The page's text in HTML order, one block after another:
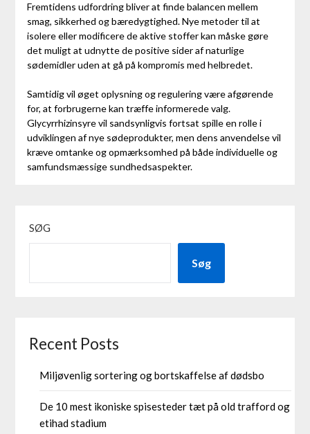
Fremtidens udfordring bliver at finde balancen mellem
smag, sikkerhed og bæredygtighed. Nye metoder til at
isolere eller modificere de aktive stoffer kan måske gøre
det muligt at udnytte de positive sider af naturlige
sødemidler uden at gå på kompromis med helbredet.
Samtidig vil øget oplysning og regulering være afgørende
for, at forbrugerne kan træffe informerede valg.
Glycyrrhizinsyre vil sandsynligvis fortsat spille en rolle i
udviklingen af nye sødeprodukter, men dens anvendelse vil
kræve omtanke og opmærksomhed på både individuelle og
samfundsmæssige sundhedsaspekter.
SØG
Søg
Recent Posts
Miljøvenlig sortering og bortskaffelse af dødsbo
De 10 mest ikoniske spisesteder tæt på old trafford og
etihad stadium